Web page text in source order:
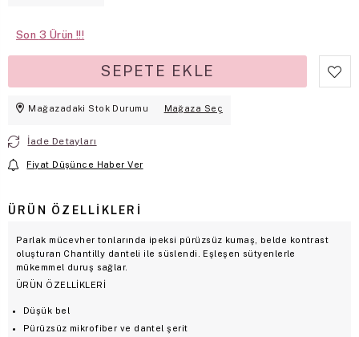
Son 3
Mağazadaki Stok Durumu Mağaza Seç
İade Detayları
Fiyat Düşünce Haber Ver
ÜRÜN ÖZELLIKLERI
Parlak mücevher tonlarında ipeksi pürüzsüz kumaş, belde kontrast
oluşturan Chantilly danteli ile süslendi. Eşleşen sütyenlerle
mükemmel duruş sağlar.
ÜRÜN ÖZELLİKLERİ
Düşük bel
Pürüzsüz mikrofiber ve dantel şerit